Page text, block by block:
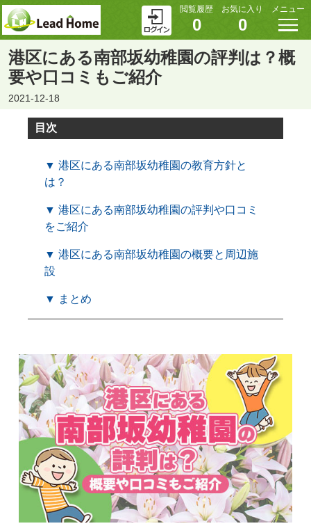
閲覧履歴
0
お気に入り
0
メニュー
港区にある南部坂幼稚園の評判は？概
要や口コミもご紹介
2021-12-18
目次
▼ 港区にある南部坂幼稚園の教育方針と
は？
▼ 港区にある南部坂幼稚園の評判や口コミ
をご紹介
▼ 港区にある南部坂幼稚園の概要と周辺施
設
▼ まとめ